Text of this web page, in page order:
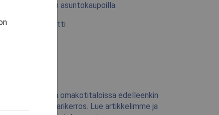
rakenteeseen asuntokaupoilla.
Jätä kommentti
jota käytetään omakotitaloissa edelleenkin
tulee kellarikerros. Lue artikkelimme ja